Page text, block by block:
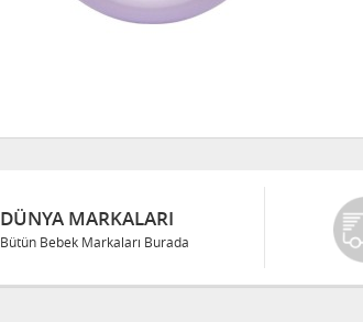
DÜNYA MARKALARI
Bütün Bebek Markaları Burada